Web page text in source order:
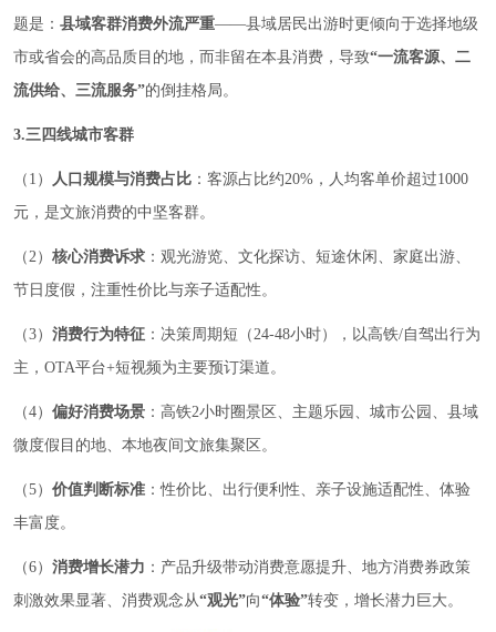
题是： 县域客群消费外流严重——县域居民出游时更倾向于选择地级
市或省会的高品质目的地，而非留在本县消费，导致“一流客源、二
流供给、三流服务”的倒挂格局。
3.三四线城市客群
（1） 人口规模与消费占比 ：客源占比约20%，人均客单价超过1000
元，是文旅消费的中坚客群。
（2） 核心消费诉求 ：观光游览、文化探访、短途休闲、家庭出游、
节日度假，注重性价比与亲子适配性。
（3） 消费行为特征 ：决策周期短（24-48小时），以高铁/自驾出行为
主，OTA平台+短视频为主要预订渠道。
（4） 偏好消费场景 ：高铁2小时圈景区、主题乐园、城市公园、县域
微度假目的地、本地夜间文旅集聚区。
（5） 价值判断标准 ：性价比、出行便利性、亲子设施适配性、体验
丰富度。
（6） 消费增长潜力 ：产品升级带动消费意愿提升、地方消费券政策
刺激效果显著、消费观念从“观光”向“体验”转变，增长潜力巨大。